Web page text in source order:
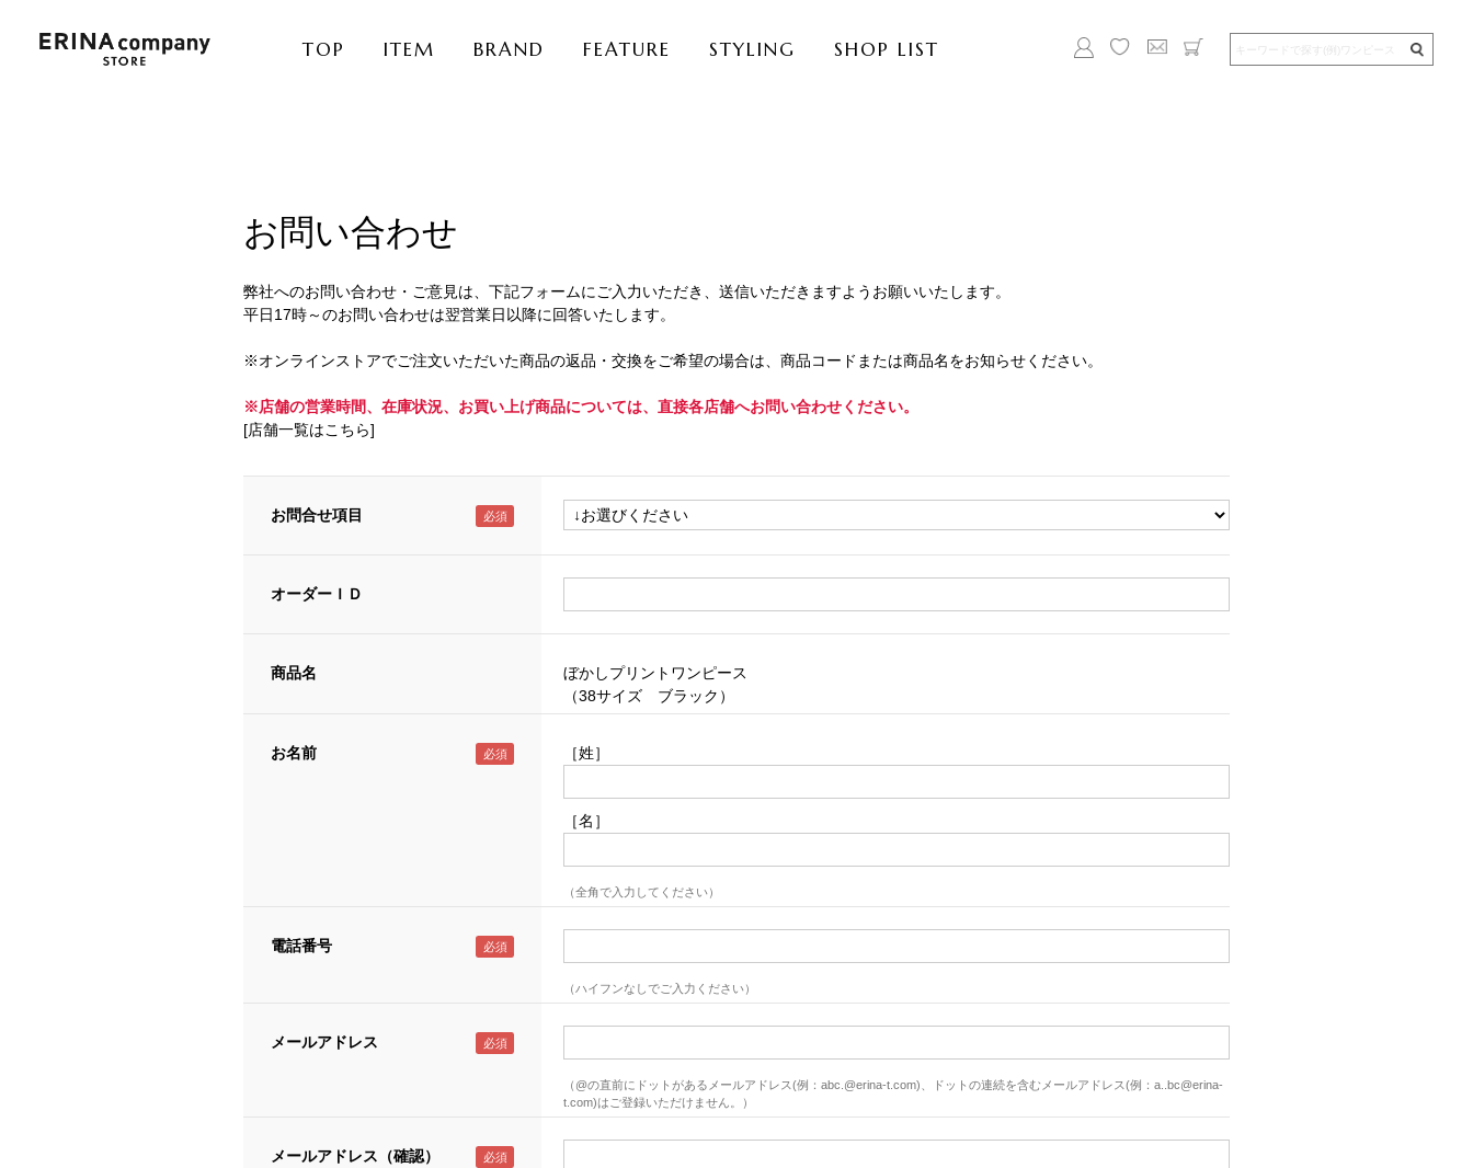
TOP ITEM BRAND FEATURE STYLING SHOP LIST
お問い合わせ
弊社へのお問い合わせ・ご意見は、下記フォームにご入力いただき、送信いただきますようお願いいたします。
平日17時～のお問い合わせは翌営業日以降に回答いたします。
※オンラインストアでご注文いただいた商品の返品・交換をご希望の場合は、商品コードまたは商品名をお知らせください。
※店舗の営業時間、在庫状況、お買い上げ商品については、直接各店舗へお問い合わせください。
[店舗一覧はこちら]
お問合せ項目
オーダーＩＤ
商品名
ぼかしプリントワンピース
（38サイズ ブラック）
お名前 ［姓］
［名］
（全角で入力してください）
電話番号
（ハイフンなしでご入力ください）
メールアドレス
（@の直前にドットがあるメールアドレス(例：abc.@erina-t.com)、ドットの連続を含むメールアドレス(例：a..bc@erina-
t.com)はご登録いただけません。）
メールアドレス（確認）